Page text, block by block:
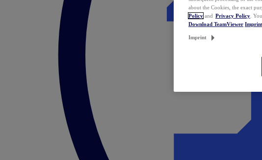
about the Cookies, the exact
Policy and Privacy Policy .
Download TeamViewer
Imprint